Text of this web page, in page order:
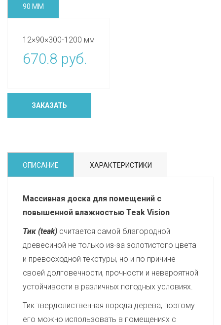
90 ММ
12×90×300-1200 мм
670.8 руб.
ЗАКАЗАТЬ
ОПИСАНИЕ ХАРАКТЕРИСТИКИ
Массивная доска для помещений с
повышенной влажностью Teak Vision
Тик (teak) считается самой благородной
древесиной не только из-за золотистого цвета
и превосходной текстуры, но и по причине
своей долговечности, прочности и невероятной
устойчивости в различных погодных условиях.
Тик твердолиственная порода дерева, поэтому
его можно использовать в помещениях с